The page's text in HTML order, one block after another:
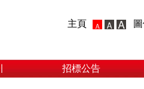
主頁
招標公告